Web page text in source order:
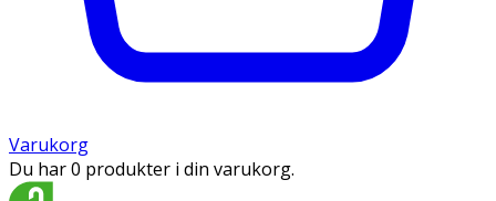
Varukorg
Du har 0 produkter i din varukorg.